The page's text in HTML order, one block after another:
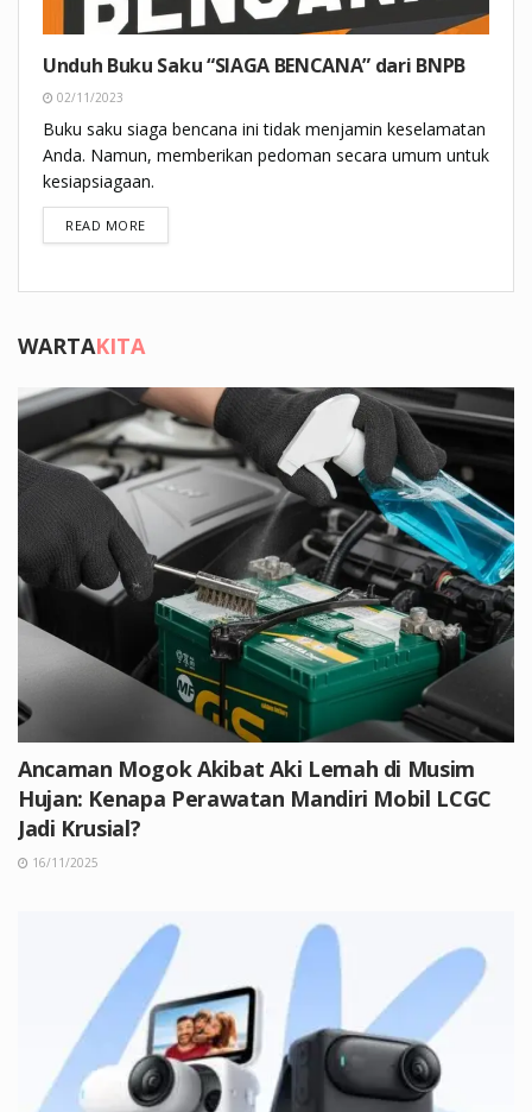
Unduh Buku Saku “SIAGA BENCANA” dari BNPB
02/11/2023
Buku saku siaga bencana ini tidak menjamin keselamatan
Anda. Namun, memberikan pedoman secara umum untuk
kesiapsiagaan.
READ MOREDETAILS
WARTAKITA
Ancaman Mogok Akibat Aki Lemah di Musim
Hujan: Kenapa Perawatan Mandiri Mobil LCGC
Jadi Krusial?
16/11/2025